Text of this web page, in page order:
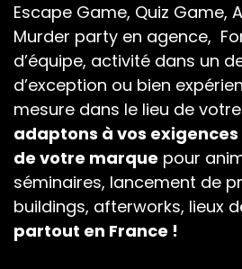
Escape Game, Quiz Game,
Murder party en agence,
d’équipe, activité dans un
d’exception ou bien
mesure dans le lieu de
adaptons à vos
de votre marque pour
séminaires, lancement de
buildings, afterworks, lieux
partout en France !